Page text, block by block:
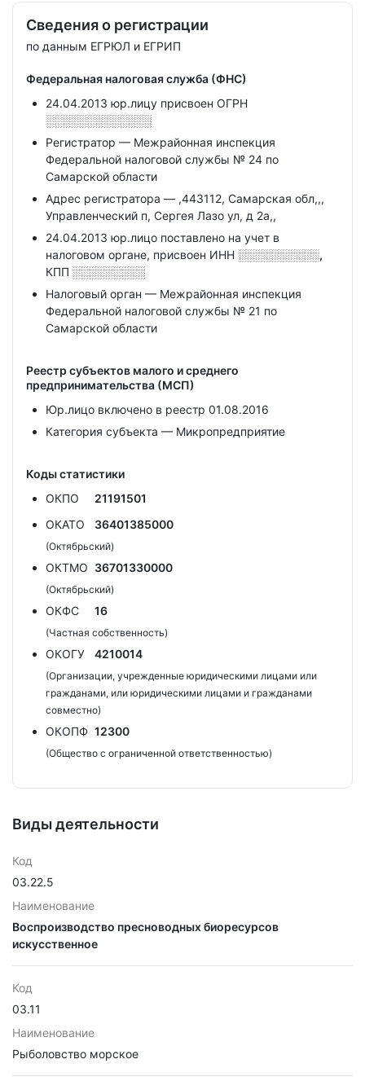
Сведения о регистрации
по данным ЕГРЮЛ и ЕГРИП
Федеральная налоговая служба (ФНС)
24.04.2013 юр.лицу присвоен ОГРН
░░░░░░░░░░░░░
Регистратор — Межрайонная инспекция
Федеральной налоговой службы № 24 по
Самарской области
Адрес регистратора — ,443112, Самарская обл,,,
Управленческий п, Сергея Лазо ул, д 2а,,
24.04.2013 юр.лицо поставлено на учет в
налоговом органе, присвоен ИНН ░░░░░░░░░░,
КПП ░░░░░░░░░
Налоговый орган — Межрайонная инспекция
Федеральной налоговой службы № 21 по
Самарской области
Реестр субъектов малого и среднего
предпринимательства (МСП)
Юр.лицо включено в реестр 01.08.2016
Категория субъекта — Микропредприятие
Коды статистики
ОКПО
21191501
ОКАТО
36401385000
(Октябрьский)
ОКТМО 36701330000
(Октябрьский)
ОКФС 16
(Частная собственность)
ОКОГУ 4210014
(Организации, учрежденные юридическими лицами или
гражданами, или юридическими лицами и гражданами
совместно)
ОКОПФ 12300
(Общество с ограниченной ответственностью)
Виды деятельности
Код
03.22.5
Наименование
Воспроизводство пресноводных биоресурсов
искусственное
Код
03.11
Наименование
Рыболовство морское